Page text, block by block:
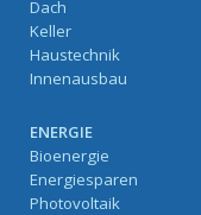
Dach
Keller
Haustechnik
Innenausbau
ENERGIE
Bioenergie
Energiesparen
Photovoltaik